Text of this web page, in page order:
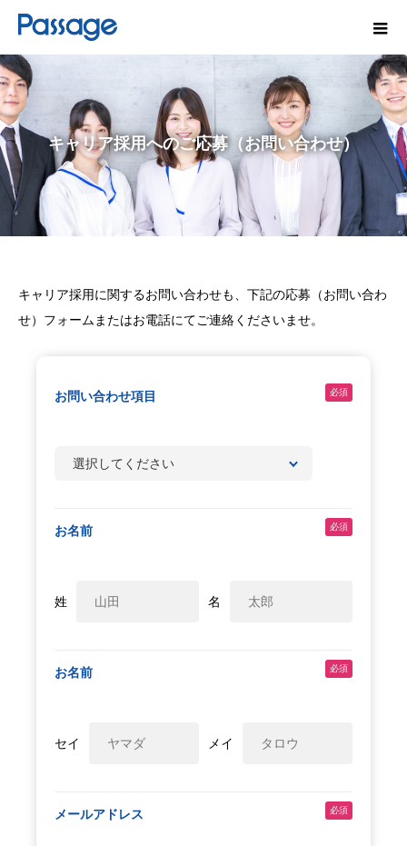
キャリア採用へのご応募（お問い合わせ）
キャリア採用に関するお問い合わせも、下記の応募（お問い合わ
せ）フォームまたはお電話にてご連絡くださいませ。
お問い合わせ項目 必須
お名前 必須
姓 名
お名前 必須
セイ メイ
メールアドレス 必須